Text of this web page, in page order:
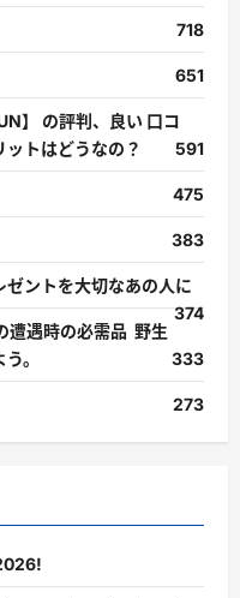
718
651
】 の評判、良い 口コ
トはどうなの？
591
475
383
ントを大切なあの人に
374
遭遇時の必需品 野生
。
333
273